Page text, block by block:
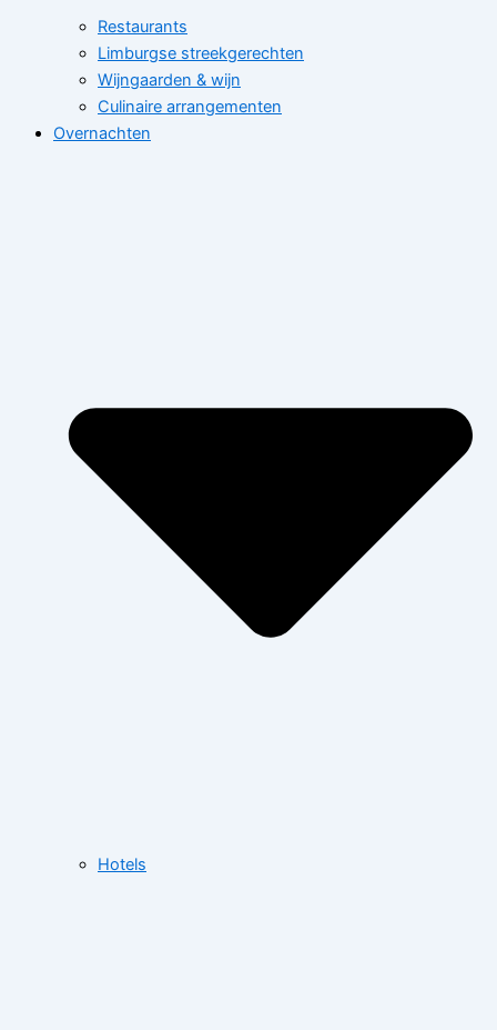
Restaurants
Limburgse streekgerechten
Wijngaarden & wijn
Culinaire arrangementen
Overnachten
Hotels